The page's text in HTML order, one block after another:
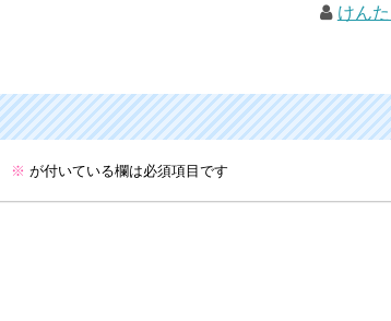
けん
※ が付いている欄は必須項目です